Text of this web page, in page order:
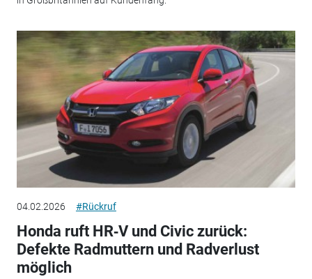
04.02.2026 #Rückruf
Honda ruft HR‑V und Civic zurück:
Defekte Radmuttern und Radverlust
möglich